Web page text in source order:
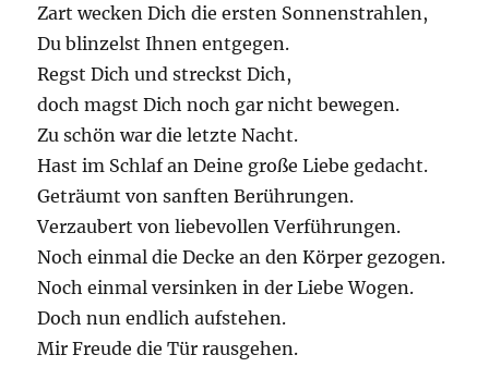
Zart wecken Dich die ersten Sonnenstrahlen,
Du blinzelst Ihnen entgegen.
Regst Dich und streckst Dich,
doch magst Dich noch gar nicht bewegen.
Zu schön war die letzte Nacht.
Hast im Schlaf an Deine große Liebe gedacht.
Geträumt von sanften Berührungen.
Verzaubert von liebevollen Verführungen.
Noch einmal die Decke an den Körper gezogen.
Noch einmal versinken in der Liebe Wogen.
Doch nun endlich aufstehen.
Mir Freude die Tür rausgehen.